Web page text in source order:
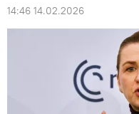
14:46 14.02.2026